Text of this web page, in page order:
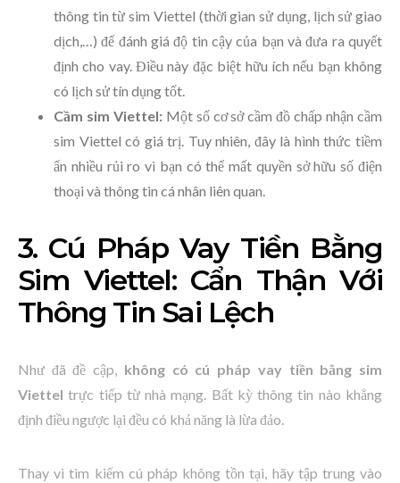
thông tin từ sim Viettel (thời gian sử dụng, lịch sử giao
dịch,…) để đánh giá độ tin cậy của bạn và đưa ra quyết
định cho vay. Điều này đặc biệt hữu ích nếu bạn không
có lịch sử tín dụng tốt.
Cầm sim Viettel:Một số cơ sở cầm đồ chấp nhận cầm
sim Viettel có giá trị. Tuy nhiên, đây là hình thức tiềm
ẩn nhiều rủi ro vì bạn có thể mất quyền sở hữu số điện
thoại và thông tin cá nhân liên quan.
3. Cú Pháp Vay Tiền Bằng
Sim Viettel: Cẩn Thận Với
Thông Tin Sai Lệch
Như đã đề cập, không có cú pháp vay tiền bằng sim
Viettel trực tiếp từ nhà mạng. Bất kỳ thông tin nào khẳng
định điều ngược lại đều có khả năng là lừa đảo.
Thay vì tìm kiếm cú pháp không tồn tại, hãy tập trung vào